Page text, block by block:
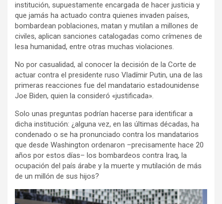
institución, supuestamente encargada de hacer justicia y
que jamás ha actuado contra quienes invaden países,
bombardean poblaciones, matan y mutilan a millones de
civiles, aplican sanciones catalogadas como crímenes de
lesa humanidad, entre otras muchas violaciones.
No por casualidad, al conocer la decisión de la Corte de
actuar contra el presidente ruso Vladímir Putin, una de las
primeras reacciones fue del mandatario estadounidense
Joe Biden, quien la consideró «justificada».
Solo unas preguntas podrían hacerse para identificar a
dicha institución: ¿alguna vez, en las últimas décadas, ha
condenado o se ha pronunciado contra los mandatarios
que desde Washington ordenaron –precisamente hace 20
años por estos días– los bombardeos contra Iraq, la
ocupación del país árabe y la muerte y mutilación de más
de un millón de sus hijos?